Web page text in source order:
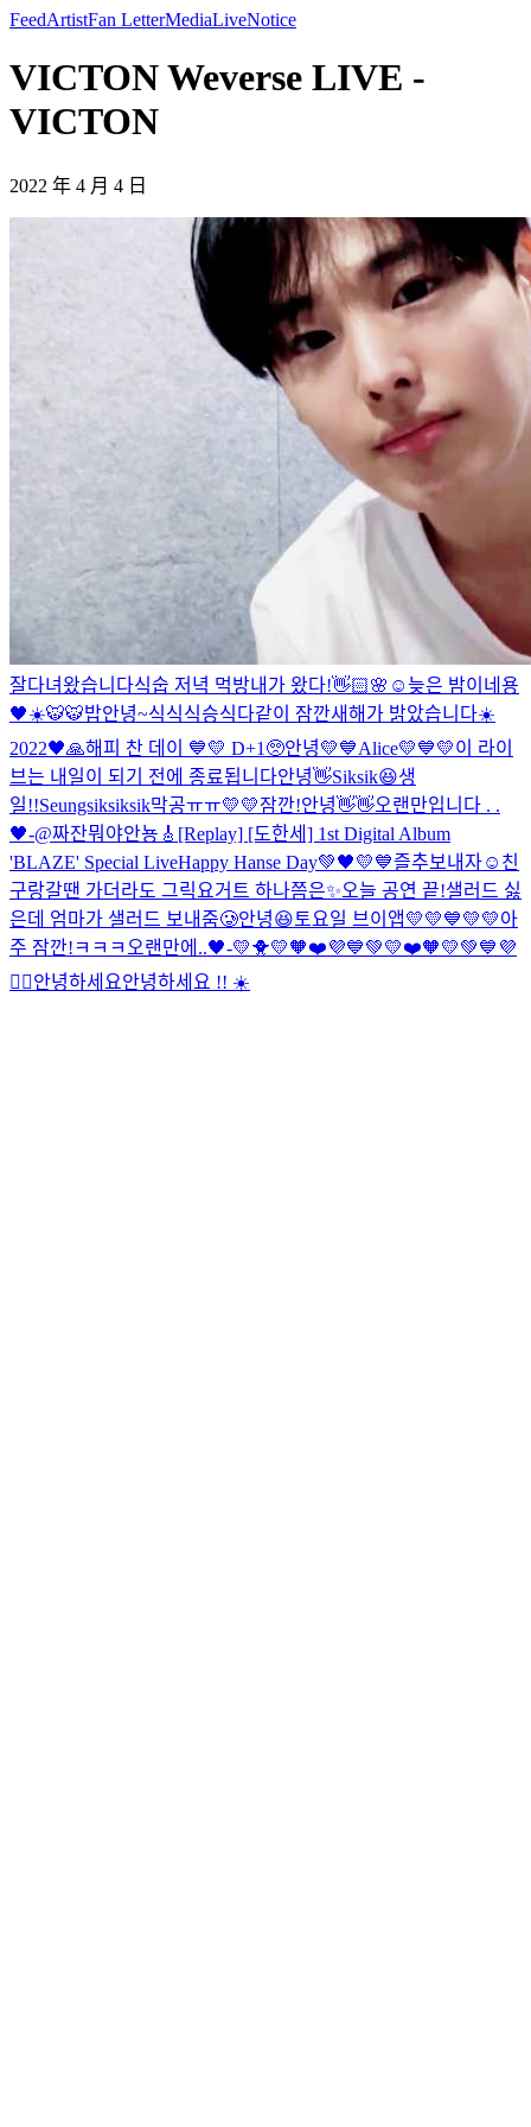
FeedArtistFan LetterMediaLiveNotice
VICTON Weverse LIVE -
VICTON
2022 年 4 月 4 日
잘다녀왔습니다식숩 저녁 먹방내가 왔다!👋🏻🌸 ☺️늦은 밤이네용
🖤☀️🐯🐯밥안녕~식식식승식다같이 잠깐새해가 밝았습니다☀️
2022🖤🙏해피 찬 데이 💙💛 D+1🥺안녕💛💙Alice💛💙💛이 라이
브는 내일이 되기 전에 종료됩니다안녕👋Siksik😆생
일!!Seungsiksiksik막공ㅠㅠ💛💛잠깐!안녕👋👋오랜만입니다 . .
🖤-@짜잔뭐야안뇽🎸 [Replay] [도한세] 1st Digital Album
'BLAZE' Special LiveHappy Hanse Day💚🖤💛💙즐추보내자☺️ 친
구랑갈땐 가더라도 그릭요거트 하나쯤은✨오늘 공연 끝!샐러드 싫
은데 엄마가 샐러드 보내줌🥲안녕😆토요일 브이앱💛💛💙💛💛아
주 잠깐!ㅋㅋㅋ 오랜만에..🖤-💛🐥💛🧡❤️💜💙💚💛❤️🧡💛💚💙💜
❤️‍🔥안녕하세요안녕하세요 !! ☀️